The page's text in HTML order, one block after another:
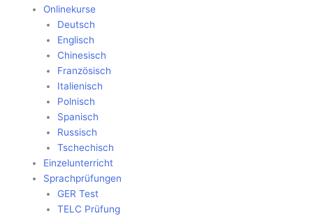
Onlinekurse
Deutsch
Englisch
Chinesisch
Französisch
Italienisch
Polnisch
Spanisch
Russisch
Tschechisch
Einzelunterricht
Sprachprüfungen
GER Test
TELC Prüfung